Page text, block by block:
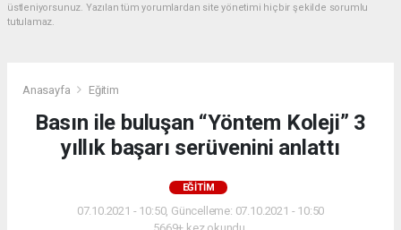
üstleniyorsunuz. Yazılan tüm yorumlardan site yönetimi hiçbir şekilde sorumlu
tutulamaz.
Anasayfa Eğitim
Basın ile buluşan “Yöntem Koleji” 3
yıllık başarı serüvenini anlattı
EĞITIM
07.10.2021 - 10:50, Güncelleme: 07.10.2021 - 10:50